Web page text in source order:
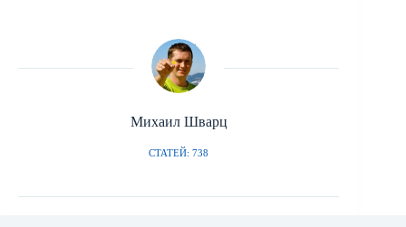
Михаил Шварц
СТАТЕЙ: 738